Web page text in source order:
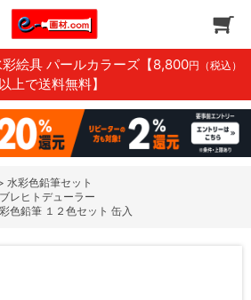
絵具 パールカラーズ 【8,800円（税込）
以上で送料無料】
水彩色鉛筆セット
レヒトデューラー
色鉛筆 １２色セット 缶入